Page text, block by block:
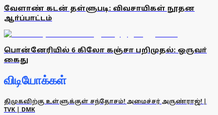
வேளாண் கடன் தள்ளுபடி: விவசாயிகள் நூதன
ஆா்ப்பாட்டம்
பொன்னேரியில் 6 கிலோ கஞ்சா பறிமுதல்: ஒருவா்
கைது
விடியோக்கள்
திமுகவிற்கு உள்ளுக்குள் சந்தோசம்! அமைச்சர் அருண்ராஜ்! |
TVK | DMK